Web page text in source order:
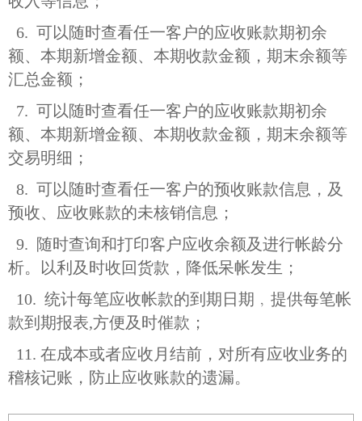
6. 可以随时查看任一客户的应收账款期初余
额、本期新增金额、本期收款金额，期末余额等
汇总金额；
7. 可以随时查看任一客户的应收账款期初余
额、本期新增金额、本期收款金额，期末余额等
交易明细；
8. 可以随时查看任一客户的预收账款信息，及
预收、应收账款的未核销信息；
9. 随时查询和打印客户应收余额及进行帐龄分
析。以利及时收回货款，降低呆帐发生；
10. 统计每笔应收帐款的到期日期﹐提供每笔帐
款到期报表,方便及时催款；
11. 在成本或者应收月结前，对所有应收业务的
稽核记账，防止应收账款的遗漏。